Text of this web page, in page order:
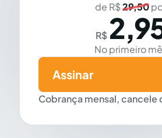
de R$29,50
R$
No primeiro
Cobrança mensal, cancele
Assinar